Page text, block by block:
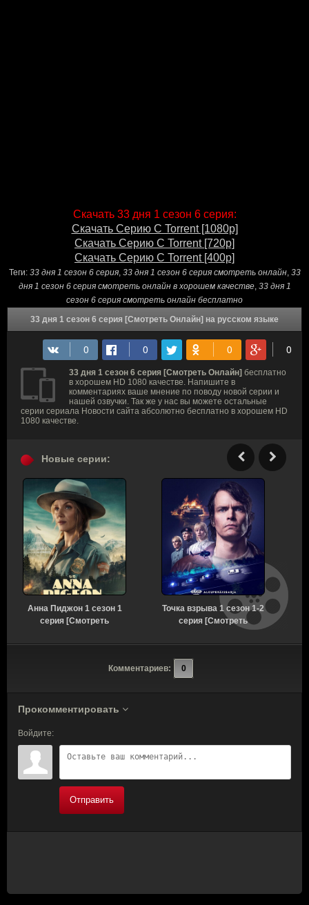
Скачать 33 дня 1 сезон 6 серия:
Скачать Серию С Torrent [1080p]
Скачать Серию С Torrent [720p]
Скачать Серию С Torrent [400p]
Теги: 33 дня 1 сезон 6 серия, 33 дня 1 сезон 6 серия смотреть онлайн, 33
дня 1 сезон 6 серия смотреть онлайн в хорошем качестве, 33 дня 1
сезон 6 серия смотреть онлайн бесплатно
33 дня 1 сезон 6 серия [Смотреть Онлайн] на русском языке
33 дня 1 сезон 6 серия [Смотреть Онлайн] бесплатно
в хорошем HD 1080 качестве. Напишите в
комментариях ваше мнение по поводу новой серии и
нашей озвучки. Так же у нас вы можете остальные
серии сериала Новости сайта абсолютно бесплатно в хорошем HD
1080 качестве.
Новые серии:
Анна Пиджон 1 сезон 1
серия [Смотреть
Точка взрыва 1 сезон 1-2
серия [Смотреть
Комментариев: 0
Прокомментировать
Войдите:
Отправить